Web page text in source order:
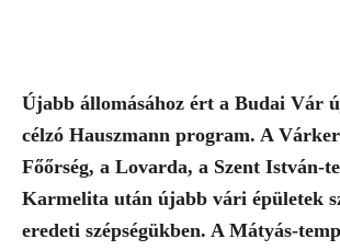
Újabb állomásához ért a Budai Vár
célzó Hauszmann program. A
Főőrség, a Lovarda, a Szent István-
Karmelita után újabb vári épületek
eredeti szépségükben. A Mátyás-